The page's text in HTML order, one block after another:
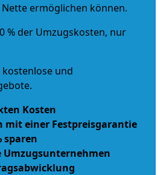
ermöglichen können.
% der Umzugskosten, nur
kostenlose und
Kosten
mit einer Festpreisgarantie
sparen
Umzugsunternehmen